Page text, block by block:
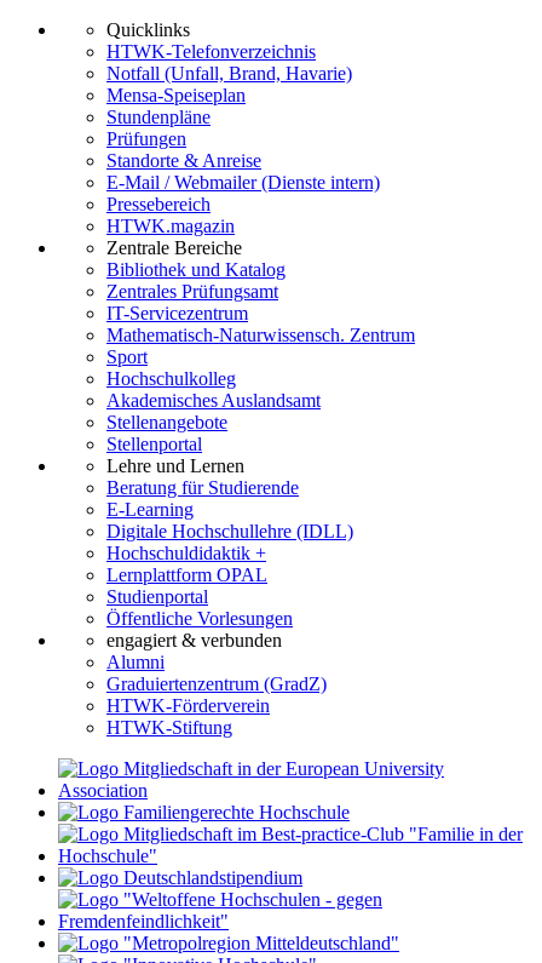
Quicklinks
HTWK-Telefonverzeichnis
Notfall (Unfall, Brand, Havarie)
Mensa-Speiseplan
Stundenpläne
Prüfungen
Standorte & Anreise
E-Mail / Webmailer (Dienste intern)
Pressebereich
HTWK.magazin
Zentrale Bereiche
Bibliothek und Katalog
Zentrales Prüfungsamt
IT-Servicezentrum
Mathematisch-Naturwissensch. Zentrum
Sport
Hochschulkolleg
Akademisches Auslandsamt
Stellenangebote
Stellenportal
Lehre und Lernen
Beratung für Studierende
E-Learning
Digitale Hochschullehre (IDLL)
Hochschuldidaktik +
Lernplattform OPAL
Studienportal
Öffentliche Vorlesungen
engagiert & verbunden
Alumni
Graduiertenzentrum (GradZ)
HTWK-Förderverein
HTWK-Stiftung